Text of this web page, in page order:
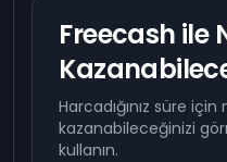
Freecash ile
Harcadığınız süre
kazanabileceğinizi
kullanın.